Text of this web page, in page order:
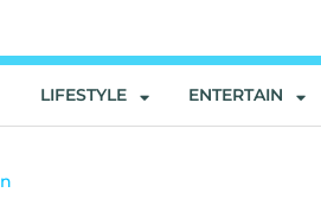
LIFESTYLE ENTERTAIN